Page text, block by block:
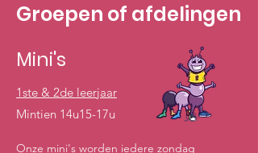
Groepen of afdelingen
1ste & 2de leerjaar
Mintien 14u15-17u
Mini's
Onze mini's worden iedere zondag